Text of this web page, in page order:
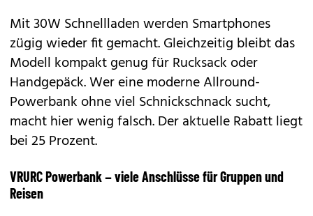
Mit 30W Schnellladen werden Smartphones
zügig wieder fit gemacht. Gleichzeitig bleibt das
Modell kompakt genug für Rucksack oder
Handgepäck. Wer eine moderne Allround-
Powerbank ohne viel Schnickschnack sucht,
macht hier wenig falsch. Der aktuelle Rabatt liegt
bei 25 Prozent.
VRURC Powerbank – viele Anschlüsse für Gruppen und
Reisen